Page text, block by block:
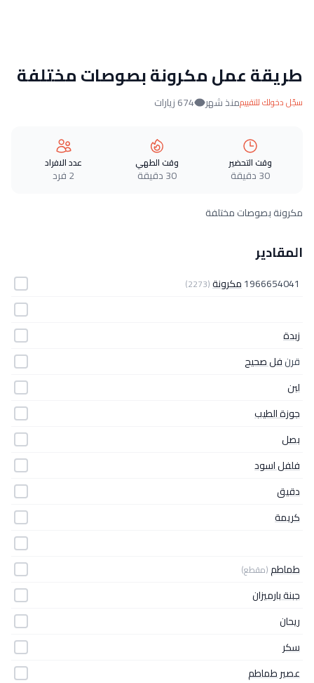
طريقة عمل مكرونة بصوصات مختلفة
سجّل دخولك للتقييممنذ شهر 674 زيارات
وقت التحضير
30 دقيقة
وقت الطهي
30 دقيقة
عدد الافراد
2 فرد
مكرونة بصوصات مختلفة
المقادير
1966654041مكرونة(2273)
زبدة
قرنفل صحيح
لبن
جوزة الطيب
بصل
فلفل اسود
دقيق
كريمة
طماطم(مقطع)
جبنة بارميزان
ريحان
سكر
عصير طماطم